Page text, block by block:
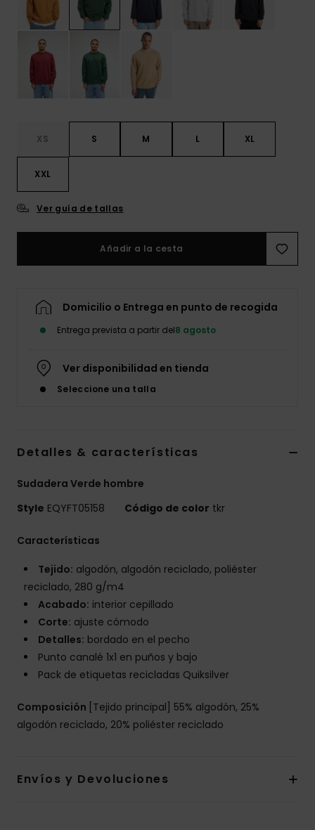
XS S M L XL
XXL
Ver guía de tallas
Añadir a la cesta
Domicilio o Entrega en punto de recogida
Entrega prevista a partir del8 agosto
Ver disponibilidad en tienda
Seleccione una talla
Detalles & características
Sudadera Verde hombre
Style EQYFT05158 Código de color tkr
Características
Tejido: algodón, algodón reciclado, poliéster
reciclado, 280 g/m4
Acabado: interior cepillado
Corte: ajuste cómodo
Detalles: bordado en el pecho
Punto canalé 1x1 en puños y bajo
Pack de etiquetas recicladas Quiksilver
Composición [Tejido principal] 55% algodón, 25%
algodón reciclado, 20% poliéster reciclado
Envíos y Devoluciones